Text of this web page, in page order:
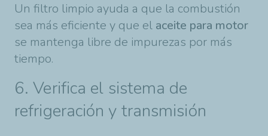
Un filtro limpio ayuda a que la combustión
sea más eficiente y que el aceite para motor
se mantenga libre de impurezas por más
tiempo.
6. Verifica el sistema de
refrigeración y transmisión